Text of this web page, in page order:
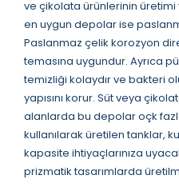
ve çikolata ürünlerinin üretimi
en uygun depolar ise
Paslanmaz çelik korozyon
temasına uygundur. Ayrıca
temizliği kolaydır ve bakteri
yapısını korur. Süt veya
alanlarda bu depolar oçk
kullanılarak üretilen tanklar,
kapasite ihtiyaçlarınıza
prizmatik tasarımlarda